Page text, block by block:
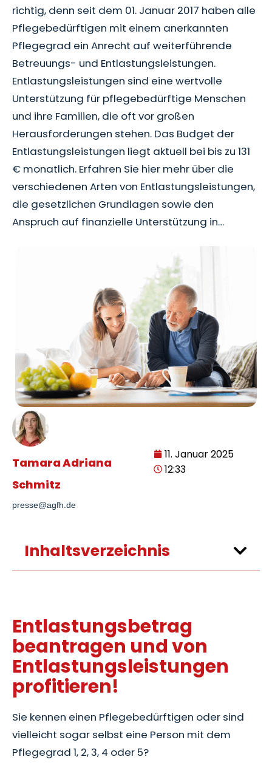
richtig, denn seit dem 01. Januar 2017 haben alle
Pflegebedürftigen mit einem anerkannten
Pflegegrad ein Anrecht auf weiterführende
Betreuungs- und Entlastungsleistungen.
Entlastungsleistungen sind eine wertvolle
Unterstützung für pflegebedürftige Menschen
und ihre Familien, die oft vor großen
Herausforderungen stehen. Das Budget der
Entlastungsleistungen liegt aktuell bei bis zu 131
€ monatlich. Erfahren Sie hier mehr über die
verschiedenen Arten von Entlastungsleistungen,
die gesetzlichen Grundlagen sowie den
Anspruch auf finanzielle Unterstützung in…
11. Januar 2025
12:33
Tamara Adriana
Schmitz
presse@agfh.de
Inhaltsverzeichnis
Entlastungsbetrag
beantragen und von
Entlastungsleistungen
profitieren!
Sie kennen einen Pflegebedürftigen oder sind
vielleicht sogar selbst eine Person mit dem
Pflegegrad 1, 2, 3, 4 oder 5?